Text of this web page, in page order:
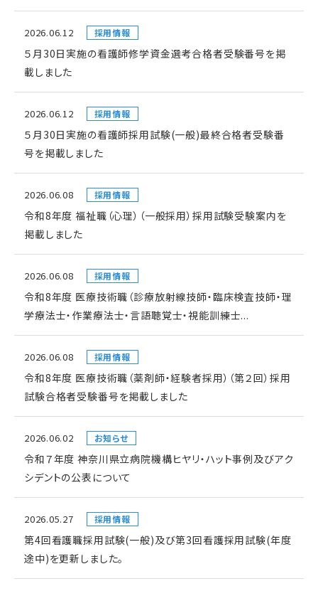
2026.06.12 採用情報
５月30日実施の看護師修学資金選考合格者受験番号を掲
載しました
2026.06.12 採用情報
５月30日実施の看護師採用試験(一般)最終合格者受験番
号を掲載しました
2026.06.08 採用情報
令和8年度 福祉職（心理）（一般採用）採用試験受験案内を
掲載しました
2026.06.08 採用情報
令和8年度 医療技術職（診療放射線技師・臨床検査技師・理
学療法士・作業療法士・言語聴覚士・視能訓練士...
2026.06.08 採用情報
令和8年度 医療技術職（薬剤師・経験者採用）（第２回）採用
試験合格者受験番号を掲載しました
2026.06.02 お知らせ
令和７年度 神奈川県立病院機構ヒヤリ・ハット事例及びアク
シデントの公表について
2026.05.27 採用情報
第4回看護職採用試験(一般)及び第3回看護採用試験(年度
途中)を更新しました。